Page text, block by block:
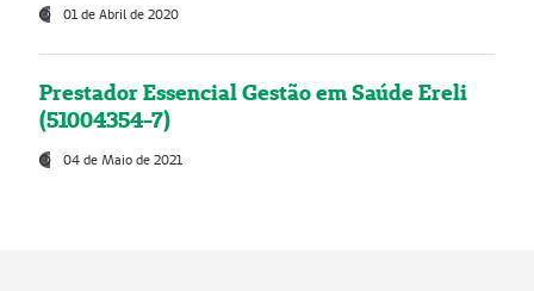
01 de Abril de 2020
Prestador Essencial Gestão em Saúde Ereli
(51004354-7)
04 de Maio de 2021